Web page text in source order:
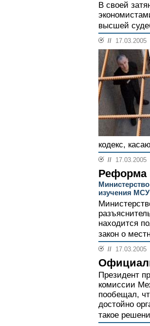
В своей
высшей
// 17.03.2005
кодекс,
// 17.03.2005
Реформа
изучения МСУ
находится
закон о
// 17.03.2005
Президент
комиссии
пообещал,
достойно
такое